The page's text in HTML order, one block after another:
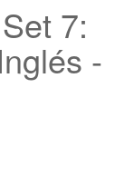
7:
-